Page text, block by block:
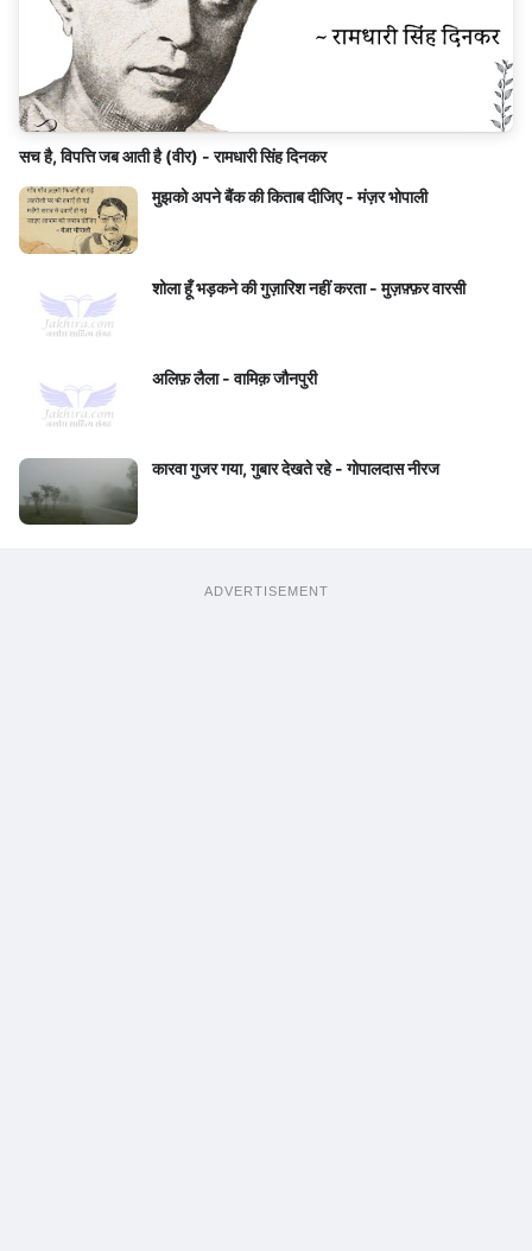
सच है, विपत्ति जब आती है (वीर) - रामधारी सिंह दिनकर
मुझको अपने बैंक की किताब दीजिए - मंज़र भोपाली
शोला हूँ भड़कने की गुज़ारिश नहीं करता - मुज़फ़्फ़र वारसी
अलिफ़ लैला - वामिक़ जौनपुरी
कारवा गुजर गया, गुबार देखते रहे - गोपालदास नीरज
ADVERTISEMENT